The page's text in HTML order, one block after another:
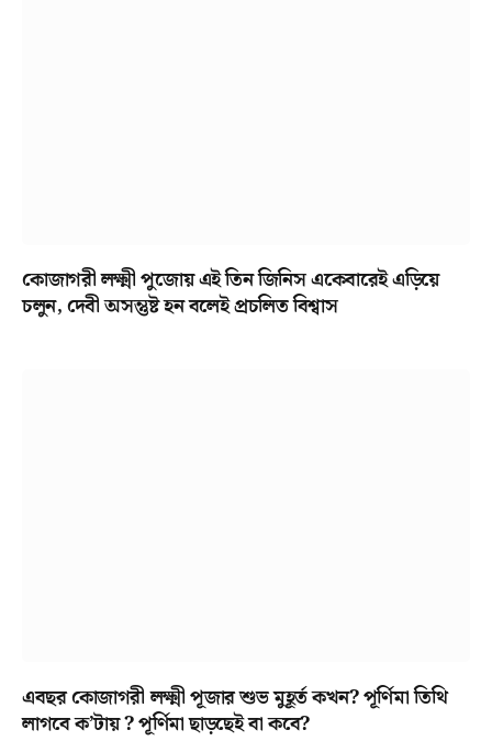
কোজাগরী লক্ষ্মী পুজোয় এই তিন জিনিস একেবারেই এড়িয়ে
চলুন, দেবী অসন্তুষ্ট হন বলেই প্রচলিত বিশ্বাস
এবছর কোজাগরী লক্ষ্মী পূজার শুভ মুহূর্ত কখন? পূর্ণিমা তিথি
লাগবে ক’টায় ? পূর্ণিমা ছাড়ছেই বা কবে?